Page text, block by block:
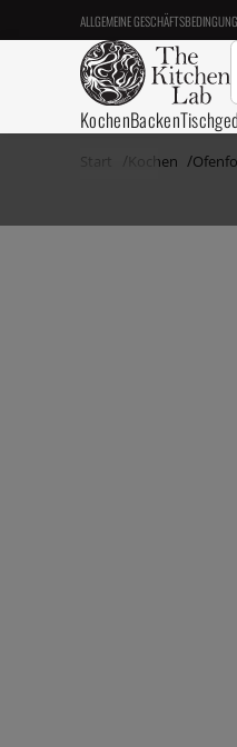
ALLGEMEINE
KochenBacken
Start Kochen